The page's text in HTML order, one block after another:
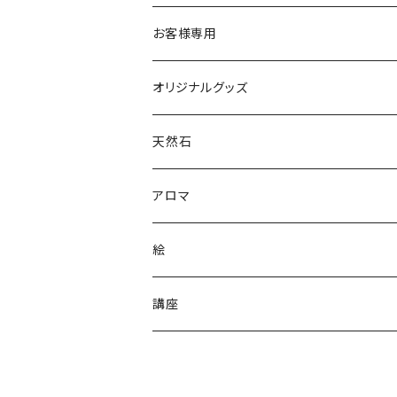
お客様専用
オリジナルグッズ
シールステッカー
天然石
アロマ
絵
講座